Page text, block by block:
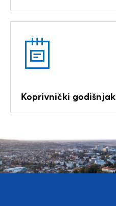
Koprivnički godišnjak